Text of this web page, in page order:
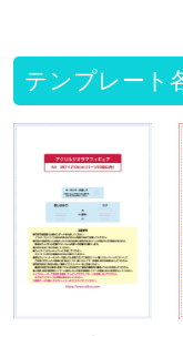
テンプレート